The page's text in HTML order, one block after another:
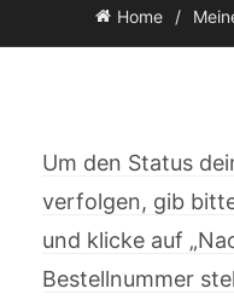
Home
Um den Status
verfolgen, gib
und klicke auf
Bestellnummer